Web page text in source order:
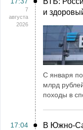
7
августа
2026
и
С января
млрд
походы в
17:04
В Южно-